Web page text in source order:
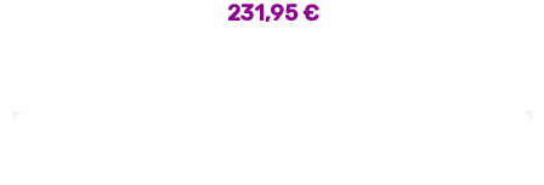
231,95€